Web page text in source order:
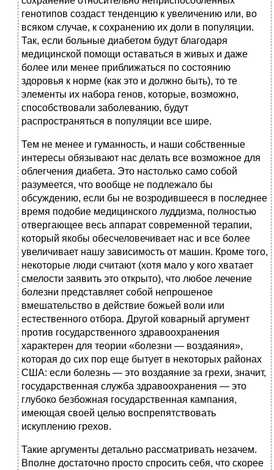
генотипов создаст тенденцию к увеличению или, во
всяком случае, к сохранению их доли в популяции.
Так, если больные диабетом будут благодаря
медицинской помощи оставаться в живых и даже
более или менее приближаться по состоянию
здоровья к норме (как это и должно быть), то те
элементы их набора генов, которые, возможно,
способствовали заболеванию, будут
распространяться в популяции все шире.
Тем не менее и гуманность, и наши собственные
интересы обязывают нас делать все возможное для
облегчения диабета. Это настолько само собой
разумеется, что вообще не подлежало бы
обсуждению, если бы не возродившееся в последнее
время подобие медицинского луддизма, полностью
отвергающее весь аппарат современной терапии,
который якобы обесчеловечивает нас и все более
увеличивает нашу зависимость от машин. Кроме того,
некоторые люди считают (хотя мало у кого хватает
смелости заявить это открыто), что любое лечение
болезни представляет собой непрошеное
вмешательство в действие божьей воли или
естественного отбора. Другой коварный аргумент
против государственного здравоохранения
характерен для теории «болезни — воздаяния»,
которая до сих пор еще бытует в некоторых районах
США: если болезнь — это воздаяние за грехи, значит,
государственная служба здравоохранения — это
глубоко безбожная государственная кампания,
имеющая своей целью воспрепятствовать
искуплению грехов.
Такие аргументы детально рассматривать незачем.
Вполне достаточно просто спросить себя, что скорее